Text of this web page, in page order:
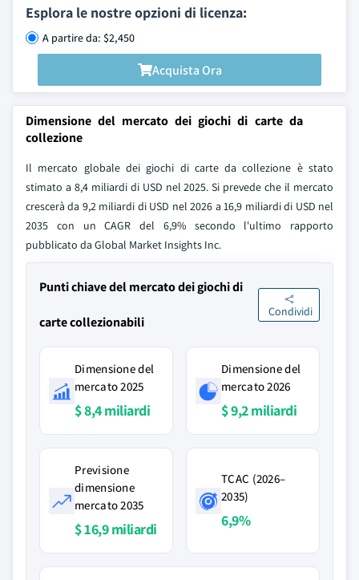
Esplora le nostre opzioni di licenza:
A partire da: $2,450
Acquista Ora
Dimensione del mercato dei giochi di carte da
collezione
Il mercato globale dei giochi di carte da collezione è stato
stimato a 8,4 miliardi di USD nel 2025. Si prevede che il mercato
crescerà da 9,2 miliardi di USD nel 2026 a 16,9 miliardi di USD nel
2035 con un CAGR del 6,9% secondo l'ultimo rapporto
pubblicato da Global Market Insights Inc.
Punti chiave del mercato dei giochi di
carte collezionabili
Condividi
Dimensione del
mercato 2025
$ 8,4 miliardi
Dimensione del
mercato 2026
$ 9,2 miliardi
Previsione
dimensione
mercato 2035
$ 16,9 miliardi
TCAC (2026–
2035)
6,9%